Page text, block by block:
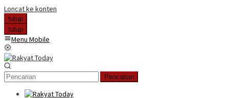
Loncat ke konten
tutup
tutup
Menu Mobile
Pencarian